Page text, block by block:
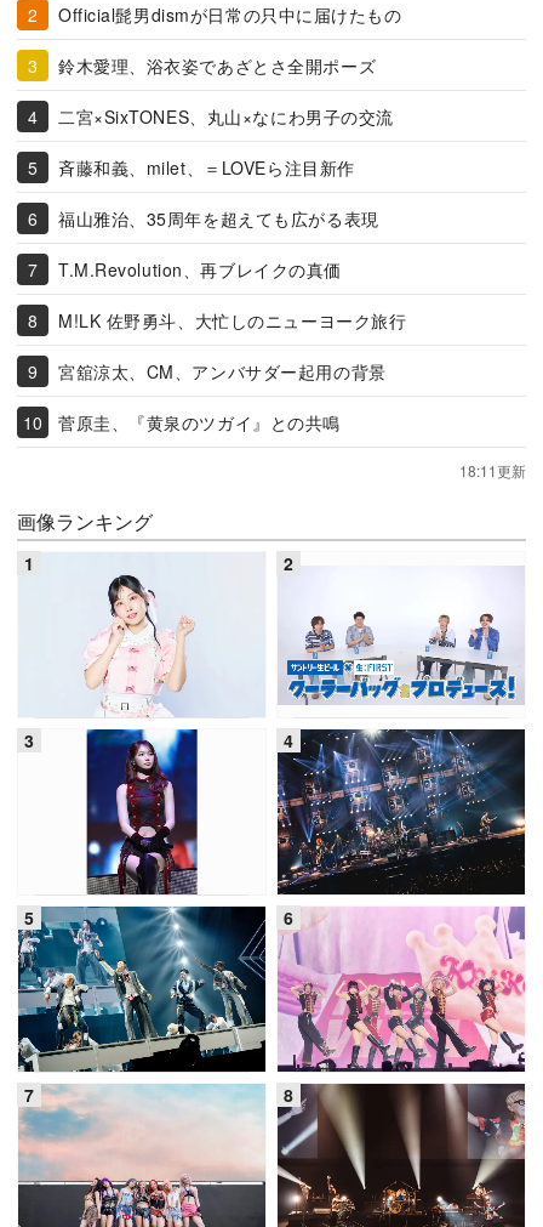
Official髭男dismが日常の只中に届けたもの
鈴木愛理、浴衣姿であざとさ全開ポーズ
二宮×SixTONES、丸山×なにわ男子の交流
斉藤和義、milet、＝LOVEら注目新作
福山雅治、35周年を超えても広がる表現
T.M.Revolution、再ブレイクの真価
M!LK 佐野勇斗、大忙しのニューヨーク旅行
宮舘涼太、CM、アンバサダー起用の背景
菅原圭、『黄泉のツガイ』との共鳴
18:11更新
画像ランキング